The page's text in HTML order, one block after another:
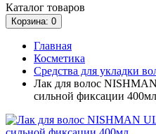
Каталог товаров
Корзина: 0
Главная
Косметика
Средства для укладки
Лак для волос
сильной фиксации 400мл